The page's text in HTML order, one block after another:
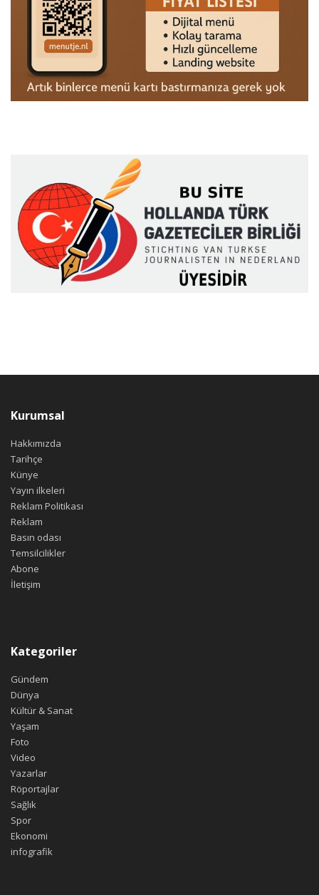
Kurumsal
Hakkımızda
Tarihçe
Künye
Yayın ilkeleri
Reklam Politikası
Reklam
Basın odası
Temsilcilikler
Abone
İletişim
Kategoriler
Gündem
Dünya
Kültür & Sanat
Yaşam
Foto
Video
Yazarlar
Röportajlar
Sağlık
Spor
Ekonomi
infografik